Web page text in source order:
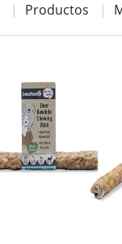
Productos